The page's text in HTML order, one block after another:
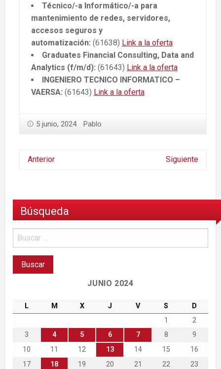
Técnico/-a Informático/-a para
mantenimiento de redes, servidores,
accesos seguros y
automatización: (61638) Link a la oferta
Graduates Financial Consulting, Data and
Analytics (f/m/d): (61643) Link a la oferta
INGENIERO TECNICO INFORMATICO –
VAERSA: (61643) Link a la oferta
5 junio, 2024 Pablo
Anterior Siguiente
Búsqueda
JUNIO 2024
L M X J V S
D
1
2
3
4 5 6 7 8
9
10
11 12 13 14 15
16
17
18 19 20 21 22
23